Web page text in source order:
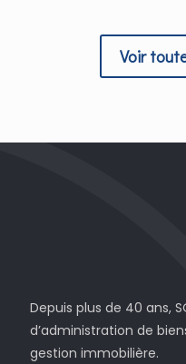
Voir
Depuis plus de 40 ans,
d’administration de
gestion immobilière.